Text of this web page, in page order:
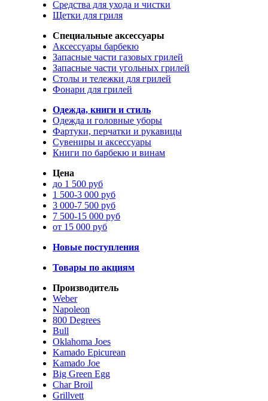
Средства для ухода и чистки
Щетки для гриля
Специальные аксессуары
Аксессуары барбекю
Запасные части газовых грилей
Запасные части угольных грилей
Столы и тележки для грилей
Фонари для грилей
Одежда, книги и стиль
Одежда и головные уборы
Фартуки, перчатки и рукавицы
Сувениры и аксессуары
Книги по барбекю и винам
Цена
до 1 500 руб
1 500-3 000 руб
3 000-7 500 руб
7 500-15 000 руб
от 15 000 руб
Новые поступления
Товары по акциям
Производитель
Weber
Napoleon
800 Degrees
Bull
Oklahoma Joes
Kamado Epicurean
Kamado Joe
Big Green Egg
Char Broil
Grillvett